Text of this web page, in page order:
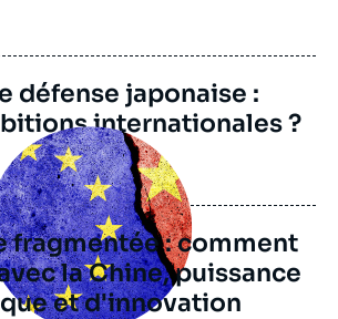
défense japonaise :
internationales ?
fragmentée : comment
la Chine, puissance
et d'innovation